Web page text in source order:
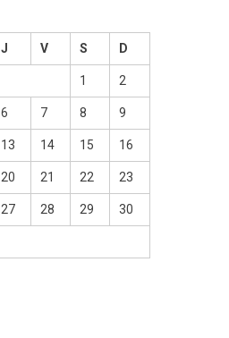
J V S D
1 2
6 7 8 9
13 14 15 16
20 21 22 23
27 28 29 30